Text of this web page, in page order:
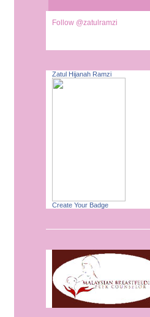
Follow @zatulramzi
Zatul Hijanah Ramzi
Create Your Badge